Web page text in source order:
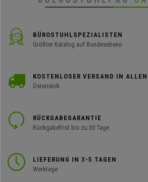
BÜROSTUHLSPEZIALISTEN
Größter Katalog auf Bundesebene
KOSTENLOSER VERSAND IN
Österreich
RÜCKGABEGARANTIE
Rückgabefrist bis zu 30 Tage
LIEFERUNG IN 3-5 TAGEN
Werktage